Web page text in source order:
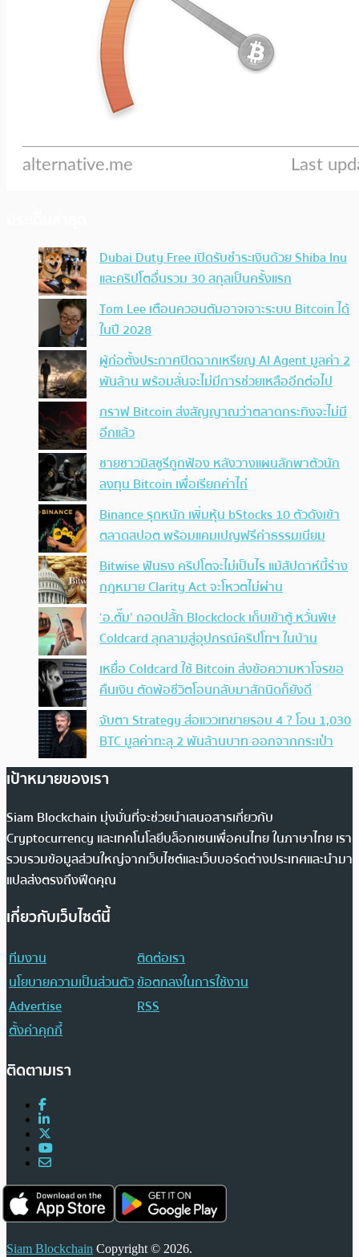
Dubai Duty Free เปิดรับชำระเงินด้วย Shiba Inu
และคริปโตอื่นรวม 30 สกุลเป็นครั้งแรก
Tom Lee เตือนควอนตัมอาจเจาะระบบ Bitcoin ได้
ในปี 2028
ผู้ก่อตั้งประกาศปิดฉากเหรียญ AI Agent มูลค่า 2
พันล้าน พร้อมลั่นจะไม่มีการช่วยเหลืออีกต่อไป
กราฟ Bitcoin ส่งสัญญาณว่าตลาดกระทิงจะไม่มี
อีกแล้ว
ชายชาวมิสซูรีถูกฟ้อง หลังวางแผนลักพาตัวนัก
ลงทุน Bitcoin เพื่อเรียกค่าไถ่
Binance รุกหนัก เพิ่มหุ้น bStocks 10 ตัวดังเข้า
ตลาดสปอต พร้อมแคมเปญฟรีค่าธรรมเนียม
Bitwise ฟันธง คริปโตจะไม่เป็นไร แม้สัปดาห์นี้ร่าง
กฎหมาย Clarity Act จะโหวตไม่ผ่าน
‘อ.ตั๊ม’ ถอดปลั้ก Blockclock เก็บเข้าตู้ หวั่นพิษ
Coldcard ลุกลามสู่อุปกรณ์คริปโทฯ ในบ้าน
เหยื่อ Coldcard ใช้ Bitcoin ส่งข้อความหาโจรขอ
คืนเงิน ตัดพ้อชีวิตโอนกลับมาสักนิดก็ยังดี
จับตา Strategy ส่อแววเทขายรอบ 4 ? โอน 1,030
BTC มูลค่าทะลุ 2 พันล้านบาท ออกจากกระเป๋า
เป้าหมายของเรา
Siam Blockchain มุ่งมั่นที่จะช่วยนำเสนอสารเกี่ยวกับ
Cryptocurrency และเทคโนโลยีบล็อกเชนเพื่อคนไทย ในภาษาไทย เรา
รวบรวมข้อมูลส่วนใหญ่จากเว็บไซต์และเว็บบอร์ดต่างประเทศและนำมา
แปลส่งตรงถึงฟีดคุณ
เกี่ยวกับเว็บไซต์นี้
ทีมงาน
ติดต่อเรา
นโยบายความเป็นส่วนตัวข้อตกลงในการใช้งาน
Advertise
RSS
ตั้งค่าคุกกี้
ติดตามเรา
Siam Blockchain Copyright © 2026.